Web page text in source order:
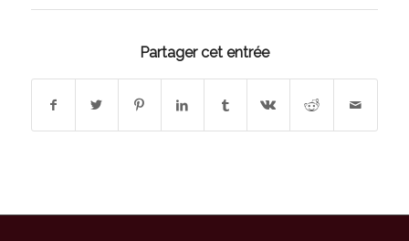
Partager cet entrée